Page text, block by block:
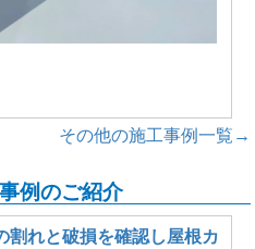
その他の施工事例一覧→
例のご紹介
割れと破損を確認し屋根カ